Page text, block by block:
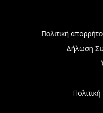
Πολιτική
Δήλωση